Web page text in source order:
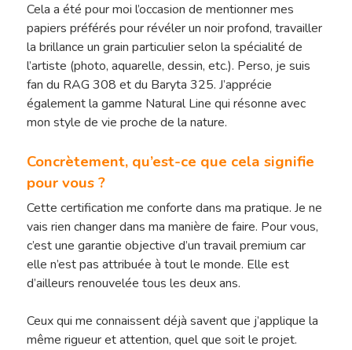
Cela a été pour moi l’occasion de mentionner mes
papiers préférés pour révéler un noir profond, travailler
la brillance un grain particulier selon la spécialité de
l’artiste (photo, aquarelle, dessin, etc.). Perso, je suis
fan du RAG 308 et du Baryta 325. J’apprécie
également la gamme Natural Line qui résonne avec
mon style de vie proche de la nature.
Concrètement, qu’est-ce que cela signifie
pour vous ?
Cette certification me conforte dans ma pratique. Je ne
vais rien changer dans ma manière de faire. Pour vous,
c’est une garantie objective d’un travail premium car
elle n’est pas attribuée à tout le monde. Elle est
d’ailleurs renouvelée tous les deux ans.
Ceux qui me connaissent déjà savent que j’applique la
même rigueur et attention, quel que soit le projet.